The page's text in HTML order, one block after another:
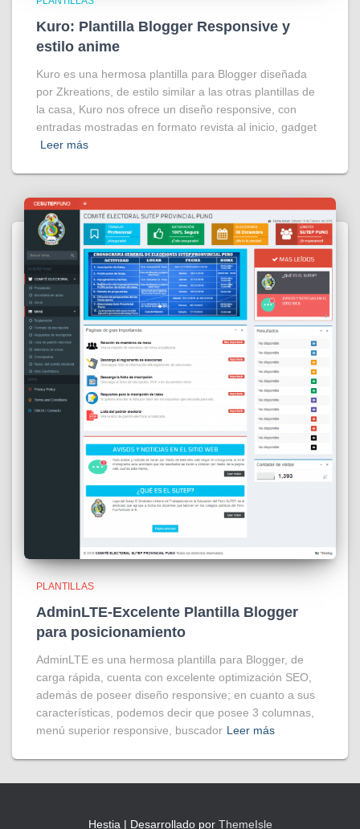
Kuro: Plantilla Blogger Responsive y
estilo anime
Kuro es una hermosa plantilla para Blogger diseñada
por Zkreations, de estilo similar a las otras plantillas de
la casa, Kuro nos ofrece un diseño responsive, con
entradas mostradas en formato revista al inicio, gadget
Leer más
PLANTILLAS
AdminLTE-Excelente Plantilla Blogger
para posicionamiento
AdminLTE es una hermosa plantilla para Blogger, de
carga rápida, cuenta con excelente optimización SEO,
además de poseer diseño responsive; en cuanto a sus
características, podemos decir que posee 3 columnas,
menú superior responsive, buscador Leer más
Hestia | Desarrollado por ThemeIsle